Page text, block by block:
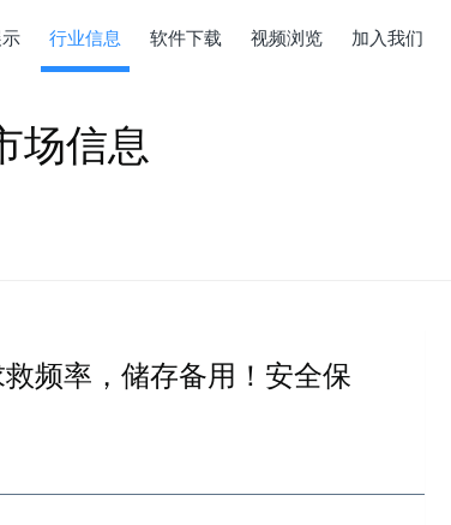
行业信息 软件下载 视频浏览 加入我们
场信息
频率，储存备用！安全保